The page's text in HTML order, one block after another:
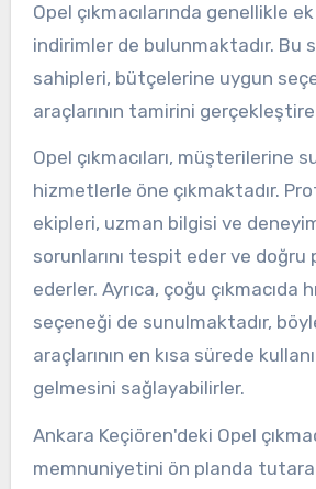
Opel çıkmacılarında genellikle
indirimler de bulunmaktadır. Bu
sahipleri, bütçelerine uygun
araçlarının tamirini
Opel çıkmacıları, müşterilerine
hizmetlerle öne çıkmaktadır.
ekipleri, uzman bilgisi ve
sorunlarını tespit eder ve doğru
ederler. Ayrıca, çoğu çıkmacıda
seçeneği de sunulmaktadır,
araçlarının en kısa sürede
gelmesini sağlayabilirler.
Ankara Keçiören'deki Opel
memnuniyetini ön planda